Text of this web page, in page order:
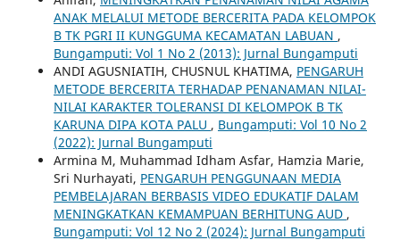
ANAK MELALUI METODE BERCERITA PADA KELOMPOK
B TK PGRI II KUNGGUMA KECAMATAN LABUAN ,
Bungamputi: Vol 1 No 2 (2013): Jurnal Bungamputi
ANDI AGUSNIATIH, CHUSNUL KHATIMA, PENGARUH
METODE BERCERITA TERHADAP PENANAMAN NILAI-
NILAI KARAKTER TOLERANSI DI KELOMPOK B TK
KARUNA DIPA KOTA PALU , Bungamputi: Vol 10 No 2
(2022): Jurnal Bungamputi
Armina M, Muhammad Idham Asfar, Hamzia Marie,
Sri Nurhayati, PENGARUH PENGGUNAAN MEDIA
PEMBELAJARAN BERBASIS VIDEO EDUKATIF DALAM
MENINGKATKAN KEMAMPUAN BERHITUNG AUD ,
Bungamputi: Vol 12 No 2 (2024): Jurnal Bungamputi